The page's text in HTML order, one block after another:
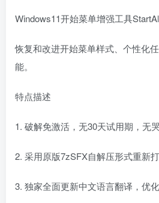
Windows11开始菜单增强工具
恢复和改进开始菜单样式、个性化
能。
特点描述
1. 破解免激活，无30天试用期，无
2. 采用原版7zSFX自解压形式重新
3. 独家全面更新中文语言翻译，优